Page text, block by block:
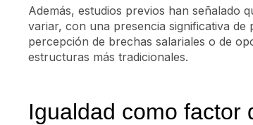
Además, estudios previos han señalado
variar, con una presencia significativa
percepción de brechas salariales o de
estructuras más tradicionales.
Igualdad como factor